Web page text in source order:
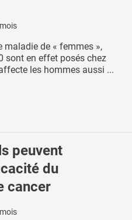
maladie de « femmes »,
sont en effet posés chez
les hommes aussi ...
peuvent
du
cancer